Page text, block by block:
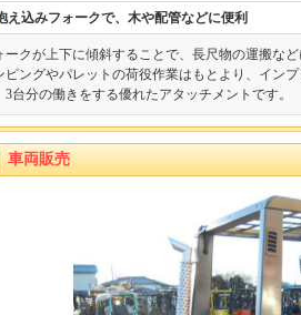
え込みフォークで、木や配管などに便利
ークが上下に傾斜することで、長尺物の運搬など
ピングやパレットの荷役作業はもとより、イン
3台分の働きをする優れたアタッチメントです。
車両販売